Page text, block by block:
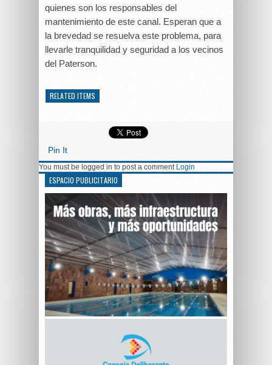
quienes son los responsables del
mantenimiento de este canal. Esperan que a
la brevedad se resuelva este problema, para
llevarle tranquilidad y seguridad a los vecinos
del Paterson.
RELATED ITEMS
Pin It
You must be logged in to post a comment Login
ESPACIO PUBLICITARIO